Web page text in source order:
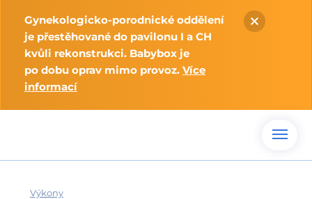
Gynekologicko-porodnické oddělení
je přestěhované do pavilonu I a CH
kvůli rekonstrukci. Babybox je
po dobu oprav mimo provoz. Více
informací
Výkony